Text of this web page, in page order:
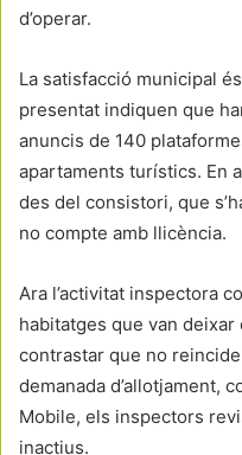
d’operar.
La satisfacció municipal
presentat indiquen que
anuncis de 140
apartaments turístics. En
des del consistori, que
no compte amb llicència.
Ara l’activitat inspectora
habitatges que van deixar
contrastar que no
demanada d’allotjament,
Mobile, els inspectors
inactius.